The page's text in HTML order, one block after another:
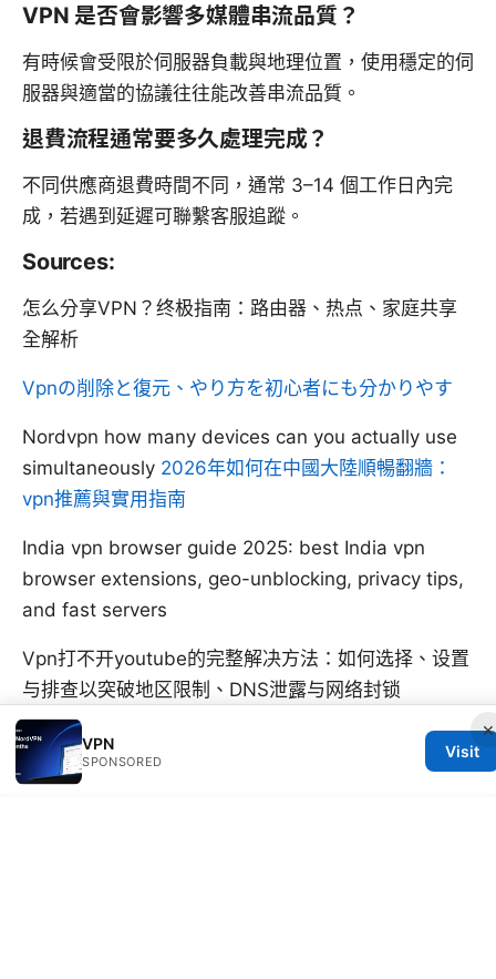
VPN 是否會影響多媒體串流品質？
有時候會受限於伺服器負載與地理位置，使用穩定的伺
服器與適當的協議往往能改善串流品質。
退費流程通常要多久處理完成？
不同供應商退費時間不同，通常 3–14 個工作日內完
成，若遇到延遲可聯繫客服追蹤。
Sources:
怎么分享VPN？终极指南：路由器、热点、家庭共享
全解析
Vpnの削除と復元、やり方を初心者にも分かりやす
Nordvpn how many devices can you actually use
simultaneously 2026年如何在中國大陸順暢翻牆：
vpn推薦與實用指南
India vpn browser guide 2025: best India vpn
browser extensions, geo-unblocking, privacy tips,
and fast servers
Vpn打不开youtube的完整解决方法：如何选择、设置
与排查以突破地区限制、DNS泄露与网络封锁
×
VPN
SPONSORED
Visit